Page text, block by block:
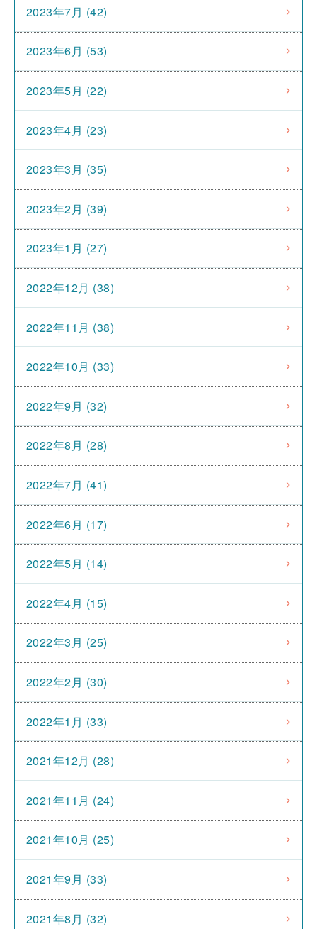
2023年7月 (42)
2023年6月 (53)
2023年5月 (22)
2023年4月 (23)
2023年3月 (35)
2023年2月 (39)
2023年1月 (27)
2022年12月 (38)
2022年11月 (38)
2022年10月 (33)
2022年9月 (32)
2022年8月 (28)
2022年7月 (41)
2022年6月 (17)
2022年5月 (14)
2022年4月 (15)
2022年3月 (25)
2022年2月 (30)
2022年1月 (33)
2021年12月 (28)
2021年11月 (24)
2021年10月 (25)
2021年9月 (33)
2021年8月 (32)